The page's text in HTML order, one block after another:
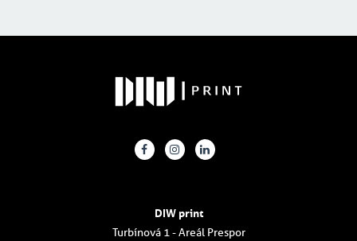
DIW print
Turbínová 1 - Areál Prespor